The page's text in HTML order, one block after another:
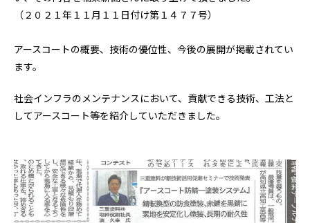
（２０２１年１１月１１日付け第１４７７号）
アースコートの概要、技術の優位性、今後の展開が掲載されてい
ます。
社会インフラのメンテナンスにおいて、貢献できる技術、工法と
してアースコート等を紹介していただきました。